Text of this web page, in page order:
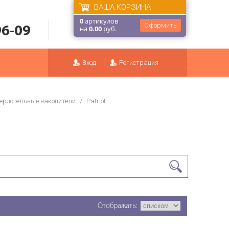
09 Оформить
ВАША КОРЗИНА
0артикулов
на0.00 руб.
Вход Регистрация
накопители / Patriot
Отображать: